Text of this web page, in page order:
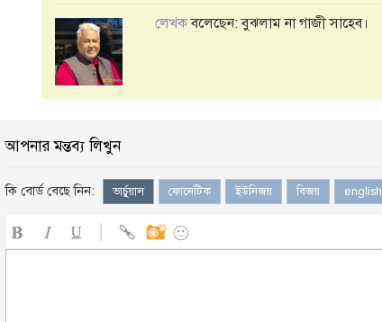
লেখকবলেছেন: বুঝলাম না গাজী সাহেব।
আপনার মন্তব্য লিখুন
কি বোর্ড বেছে নিন: ভার্চুয়াল ফোনেটিক ইউনিজয় বিজয় english